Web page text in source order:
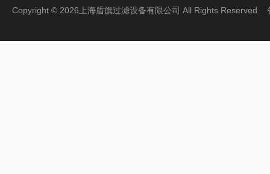
Copyright © 2026上海盾旗过滤设备有限公司 All Rights Reserved